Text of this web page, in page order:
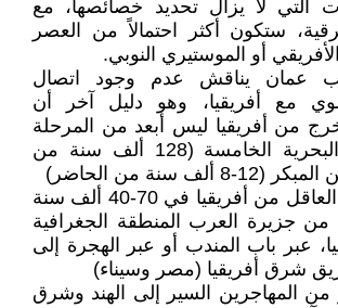
التي لا يزال تحديد خصائصها، مع
ستكون أكثر احتمالاً من العصر
أو الموستيري النوبي.
عمان يناقش عدم وجود اتصال
مع أفريقيا، وهو دليل آخر أن
من أفريقيا ليس أبعد من المرحلة
النظائر المشعة البحرية الخامسة (128 ألف سنة من
سنة من الحاضر)
6- هجرة الانسان العاقل من أفريقيا في 70-40 ألف سنة
من جزيرة العرب المنطقة الجغرافية
عبر باب المندب أو عبر الهجرة إلى
شرق أفريقيا (مصر وسيناء)
من المهاجرين السير إلى الهند وشرق